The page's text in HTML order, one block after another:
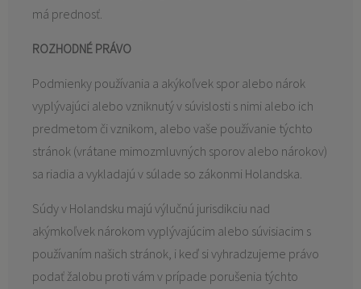
má prednosť.
ROZHODNÉ PRÁVO
Podmienky používania a akýkoľvek spor alebo nárok
vyplývajúci alebo vzniknutý v súvislosti s nimi alebo ich
predmetom či vznikom, alebo vaše používanie týchto
stránok (vrátane mimozmluvných sporov alebo nárokov)
sa riadia a vykladajú v súlade so zákonmi Holandska.
Súdy v Holandsku majú výlučnú jurisdikciu nad
akýmkoľvek nárokom vyplývajúcim alebo súvisiacim s
používaním našich stránok, i keď si vyhradzujeme právo
podať žalobu proti vám v prípade porušenia týchto